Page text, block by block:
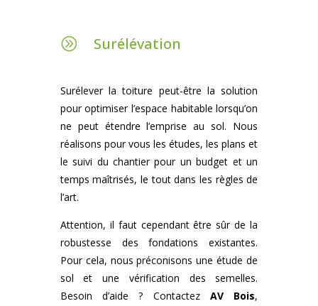
A Surélévation
Surélever la toiture peut-être la solution
pour optimiser l’espace habitable lorsqu’on
ne peut étendre l’emprise au sol. Nous
réalisons pour vous les études, les plans et
le suivi du chantier pour un budget et un
temps maîtrisés, le tout dans les règles de
l’art.
Attention, il faut cependant être sûr de la
robustesse des fondations existantes.
Pour cela, nous préconisons une étude de
sol et une vérification des semelles.
Besoin d’aide ? Contactez AV Bois,